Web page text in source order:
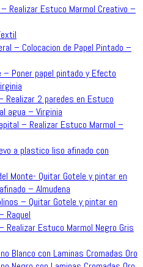
Realizar Estuco Marmol Creativo –
– Colocacion de Papel Pintado –
– Poner papel pintado y Efecto
Realizar 2 paredes en Estuco
agua – Virginia
– Realizar Estuco Marmol –
a plastico liso afinado con
Monte- Quitar Gotele y pintar en
– Almudena
– Quitar Gotele y pintar en
Raquel
Realizar Estuco Marmol Negro Gris
Blanco con Laminas Cromadas Oro